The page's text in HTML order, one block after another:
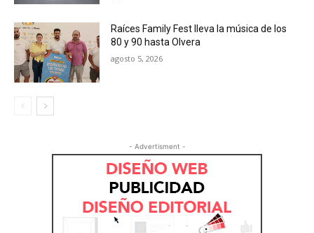
Raíces Family Fest lleva la música de los
80 y 90 hasta Olvera
agosto 5, 2026
- Advertisment -